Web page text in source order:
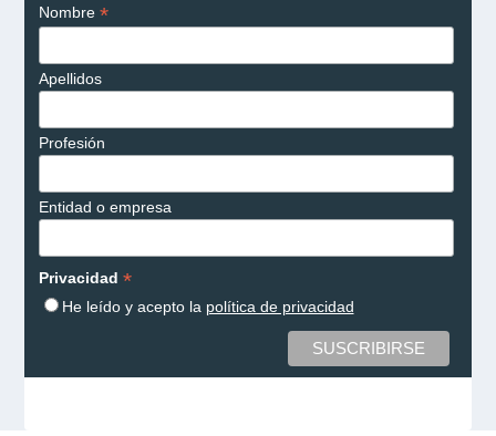
Nombre *
Apellidos
Profesión
Entidad o empresa
Privacidad *
He leído y acepto la política de privacidad